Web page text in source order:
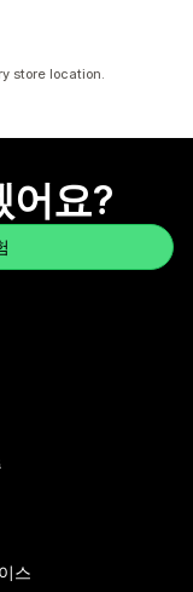
store location.
어요?
스